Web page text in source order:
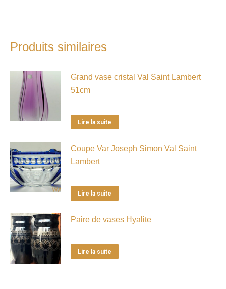
Produits similaires
Grand vase cristal Val Saint Lambert
51cm
Lire la suite
Coupe Var Joseph Simon Val Saint
Lambert
Lire la suite
Paire de vases Hyalite
Lire la suite